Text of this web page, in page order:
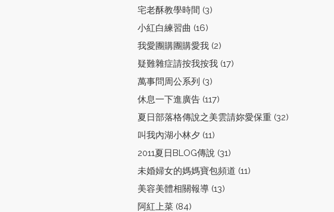
宅老酥教學時間 (3)
小紅白練習曲 (16)
我愛團購團購愛我 (2)
疑難雜症請按我按我 (17)
萬事問周公系列 (3)
休息一下進廣告 (117)
夏日部落格傳說之美雲請妳愛保重 (32)
叫我內湖小林夕 (11)
2011夏日BLOG傳說 (31)
未婚婦女的媽媽寶包頻道 (11)
美容美體相關報導 (13)
阿紅上菜 (84)